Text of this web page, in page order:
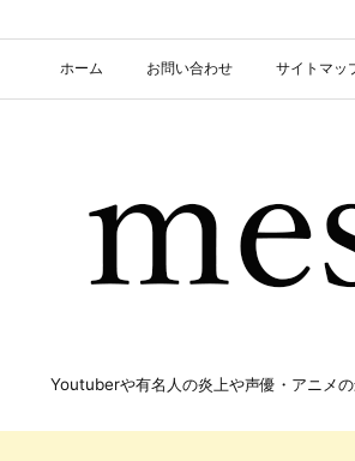
ホーム お問い合わせ サイトマッ
Youtuberや有名人の炎上や声優・アニメ